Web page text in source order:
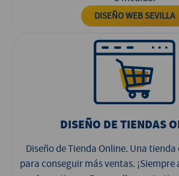
DISEÑO WEB SEVILLA
DISEÑO DE TIENDAS
Diseño de Tienda Online. Una
para conseguir más ventas.